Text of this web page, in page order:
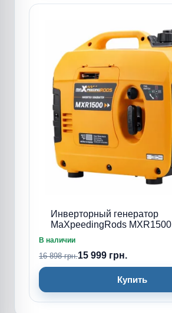
Инверторный генератор
MaXpeedingRods MXR1500
В наличии
16 898 грн.15 999 грн.
Купить